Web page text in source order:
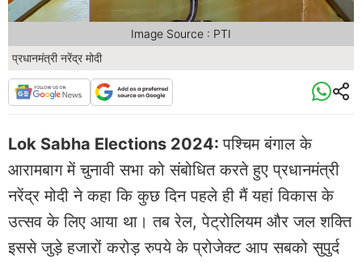
प्रधानमंत्री नरेंद्र मोदी
Image Source : PTI
Lok Sabha Elections 2024:पश्चिम बंगाल के
आरामबाग में चुनावी सभा को संबोधित करते हुए प्रधानमंत्री
नरेंद्र मोदी ने कहा कि कुछ दिन पहले ही मैं यहां विकास के
उत्सव के लिए आया था। तब रेल, पेट्रोलियम और जल शक्ति
इससे जुड़े हजारों करोड़ रुपये के प्रोजेक्ट आप सबको सुपुर्द